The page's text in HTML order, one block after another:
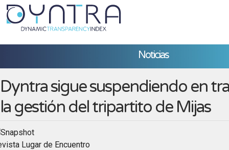
Noticias
Dyntra sigue suspendiendo en
la gestión del tripartito de Mijas
Lugar de Encuentro